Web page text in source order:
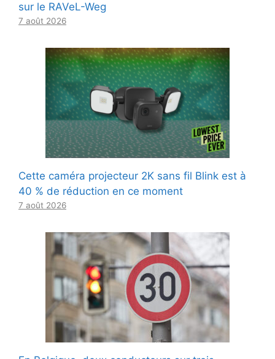
sur le RAVeL-Weg
7 août 2026
Cette caméra projecteur 2K sans fil Blink est à
40 % de réduction en ce moment
7 août 2026